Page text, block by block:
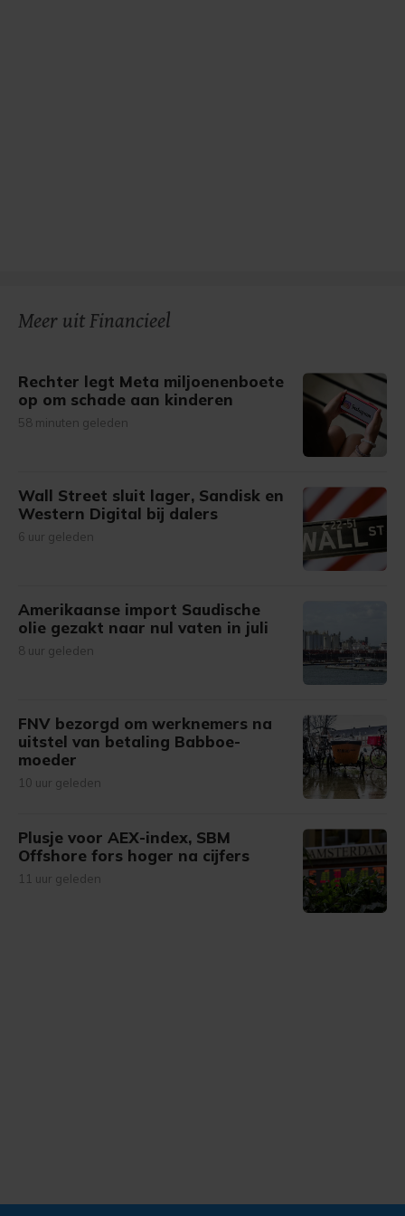
Meer uit Financieel
Rechter legt Meta miljoenenboete
op om schade aan kinderen
58 minuten geleden
Wall Street sluit lager, Sandisk en
Western Digital bij dalers
6 uur geleden
Amerikaanse import Saudische
olie gezakt naar nul vaten in juli
8 uur geleden
FNV bezorgd om werknemers na
uitstel van betaling Babboe-
moeder
10 uur geleden
Plusje voor AEX-index, SBM
Offshore fors hoger na cijfers
11 uur geleden